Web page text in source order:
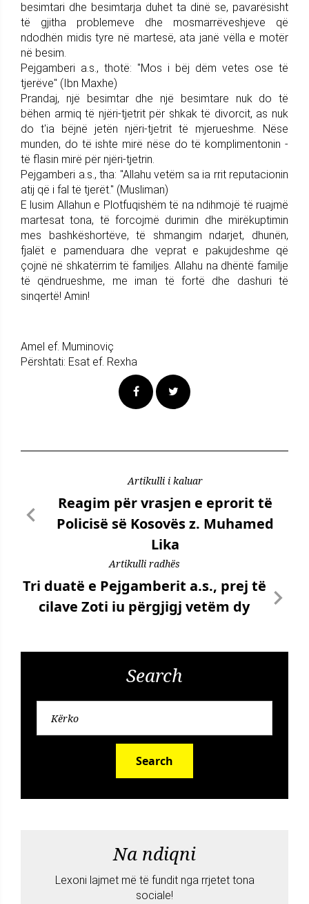
besimtari dhe besimtarja duhet ta dinë se, pavarësisht
të gjitha problemeve dhe mosmarrëveshjeve që
ndodhën midis tyre në martesë, ata janë vëlla e motër
në besim.
Pejgamberi a.s., thotë: "Mos i bëj dëm vetes ose të
tjerëve" (Ibn Maxhe)
Prandaj, një besimtar dhe një besimtare nuk do të
bëhen armiq të njëri-tjetrit për shkak të divorcit, as nuk
do t'ia bëjnë jetën njëri-tjetrit të mjerueshme. Nëse
munden, do të ishte mirë nëse do të komplimentonin -
të flasin mirë për njëri-tjetrin.
Pejgamberi a.s., tha: "Allahu vetëm sa ia rrit reputacionin
atij që i fal të tjerët." (Musliman)
E lusim Allahun e Plotfuqishëm të na ndihmojë të ruajmë
martesat tona, të forcojmë durimin dhe mirëkuptimin
mes bashkëshortëve, të shmangim ndarjet, dhunën,
fjalët e pamenduara dhe veprat e pakujdeshme që
çojnë në shkatërrim të familjes. Allahu na dhëntë familje
të qëndrueshme, me iman të fortë dhe dashuri të
sinqertë! Amin!
Amel ef. Muminoviç
Përshtati: Esat ef. Rexha
Artikulli i kaluar
Reagim për vrasjen e eprorit të
Policisë së Kosovës z. Muhamed
Lika
Artikulli radhës
Tri duatë e Pejgamberit a.s., prej të
cilave Zoti iu përgjigj vetëm dy
Search
Search
Na ndiqni
Lexoni lajmet më të fundit nga rrjetet tona
sociale!